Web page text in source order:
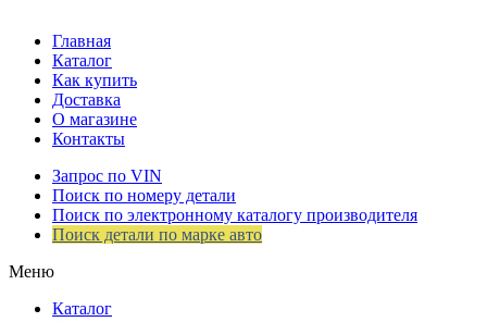
Главная
Каталог
Как купить
Доставка
О магазине
Контакты
Запрос по VIN
Поиск по номеру детали
Поиск по электронному каталогу производителя
Поиск детали по марке авто
Меню
Каталог